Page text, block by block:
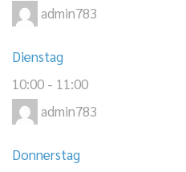
admin783
Dienstag
10:00 - 11:00
admin783
Donnerstag